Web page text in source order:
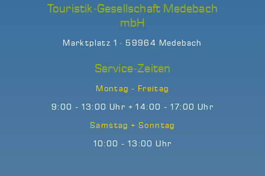
Touristik-Gesellschaft Medebach
mbH
Marktplatz 1 · 59964 Medebach
Service-Zeiten
Montag - Freitag
9:00 - 13:00 Uhr + 14:00 - 17:00 Uhr
Samstag + Sonntag
10:00 - 13:00 Uhr